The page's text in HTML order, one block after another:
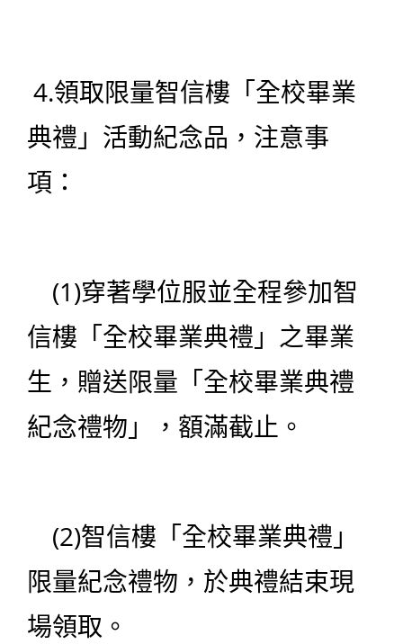
4.領取限量智信樓「全校畢業
典禮」活動紀念品，注意事
項：
(1)穿著學位服並全程參加智
信樓「全校畢業典禮」之畢業
生，贈送限量「全校畢業典禮
紀念禮物」，額滿截止。
(2)智信樓「全校畢業典禮」
限量紀念禮物，於典禮結束現
場領取。